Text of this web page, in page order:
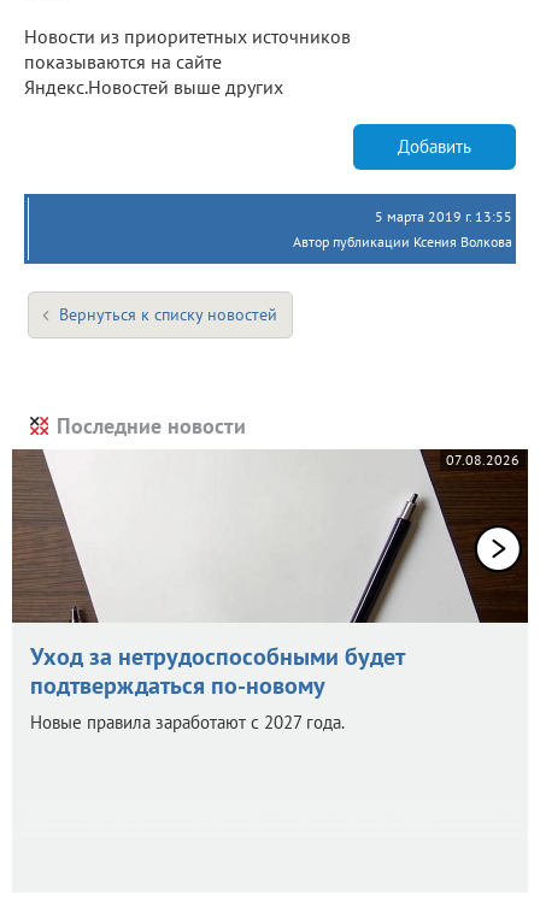
Новости из приоритетных источников
показываются на сайте
Яндекс.Новостей выше других
Добавить
5 марта 2019 г. 13:55
Автор публикации Ксения Волкова
Вернуться к списку новостей
Последние новости
07.08.2026
Уход за нетрудоспособными будет
подтверждаться по-новому
Новые правила заработают с 2027 года.